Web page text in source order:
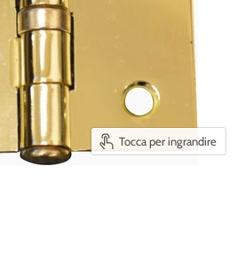
Tocca per ingrandire